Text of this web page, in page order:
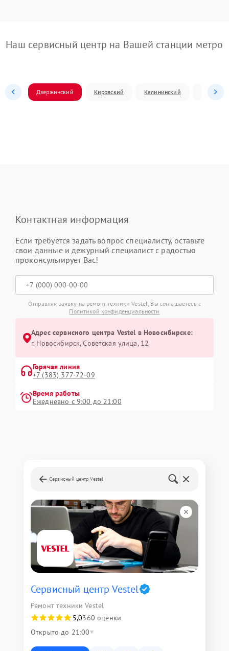
Наш сервисный центр на Вашей станции метро
Дзержинский Кировский Калининский
Контактная информация
Если требуется задать вопрос специалисту, оставьте
свои данные и дежурный специалист с радостью
проконсультирует Вас!
Отправляя заявку на ремонт техники Vestel, Вы соглашаетесь с
Политикой конфиденциальности
Адрес сервисного центра Vestel в Новосибирске:
г. Новосибирск, Советская улица, 12
Горячая линия
+7 (383) 377-72-09
Время работы
Ежедневно с 9:00 до 21:00
Сервисный центр Vestel
Сервисный центр Vestel
Ремонт техники Vestel
5,0360 оценки
Открыто до 21:00